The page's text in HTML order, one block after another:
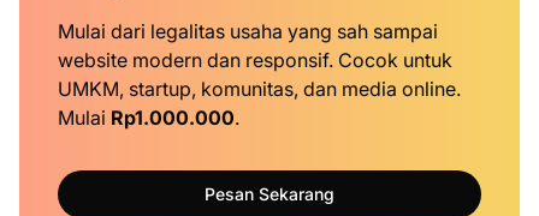
Mulai dari legalitas usaha yang sah sampai
website modern dan responsif. Cocok untuk
UMKM, startup, komunitas, dan media online.
Mulai Rp1.000.000.
Pesan Sekarang